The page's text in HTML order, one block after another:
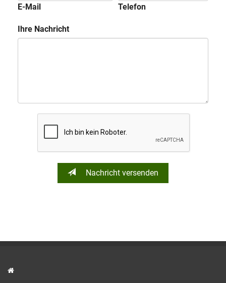
E-Mail Telefon
Ihre Nachricht
Nachricht versenden